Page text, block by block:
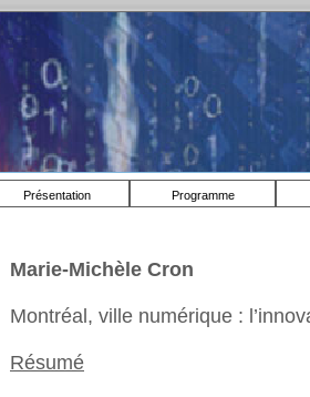
Présentation Programme
Marie-Michèle Cron
Montréal, ville numérique :
Résumé